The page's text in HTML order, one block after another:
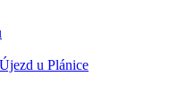
u Plánice